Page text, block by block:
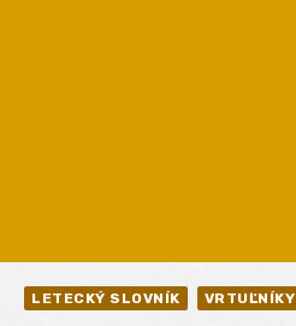
LETECKÝ SLOVNÍK VRTUĽNÍKY